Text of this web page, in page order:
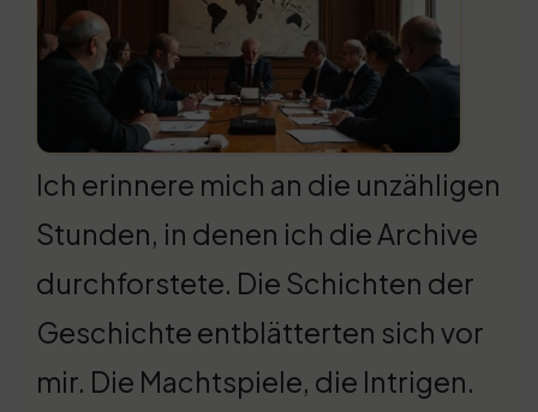
Ich erinnere mich an die unzähligen
Stunden, in denen ich die Archive
durchforstete. Die Schichten der
Geschichte entblätterten sich vor
mir. Die Machtspiele, die Intrigen.